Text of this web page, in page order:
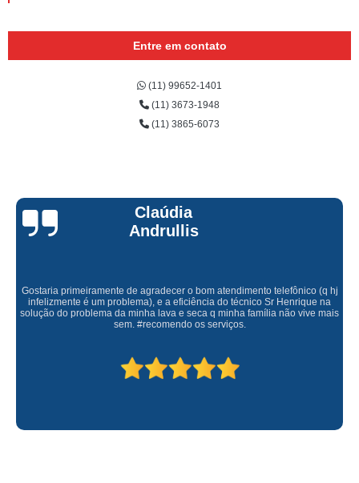
Entre em contato
(11) 99652-1401
(11) 3673-1948
(11) 3865-6073
Claúdia
Andrullis
Gostaria primeiramente de agradecer o bom atendimento telefônico (q hj
infelizmente é um problema), e a eficiência do técnico Sr Henrique na
solução do problema da minha lava e seca q minha família não vive mais
sem. #recomendo os serviços.